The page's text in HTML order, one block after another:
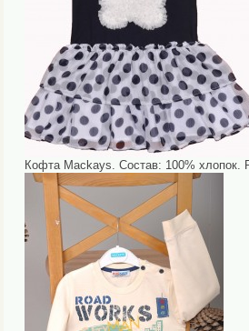
Кофта Mackays. Состав: 100% хлопок.